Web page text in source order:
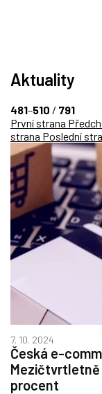
Aktuality
481–510 / 791
První strana
strana Poslední
7. 10. 2024
Česká e-
Mezičtvrtletně
procent